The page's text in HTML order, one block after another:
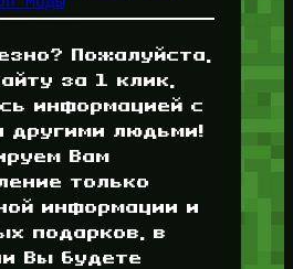
Пожалуйста,
за 1 клик,
информацией с
другими людьми!
Вам
только
информации и
подарков, в
Вы будете